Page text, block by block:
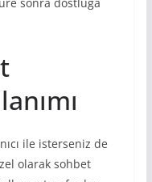
ile isterseniz de
olarak sohbet